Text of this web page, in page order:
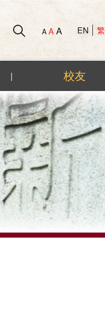
A AA EN 繁
| 校友